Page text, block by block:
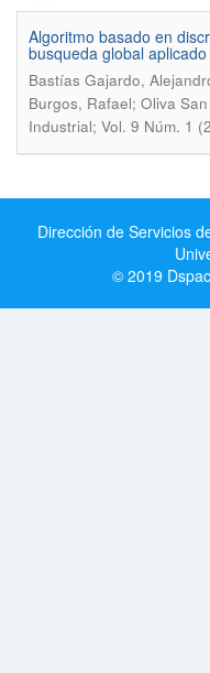
Algoritmo basado en
busqueda global
Bastías Gajardo,
Burgos, Rafael; Oliva
Industrial; Vol. 9 Núm. 1
Dirección de Servicios
© 2019